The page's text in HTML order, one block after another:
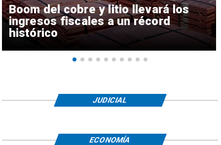
Boom del cobre y litio llevará los
ingresos fiscales a un récord
histórico
JUDICIAL
ECONOMÍA